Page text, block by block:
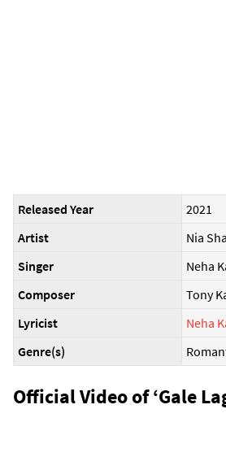
Released Year
2021
Artist
Nia
Singer
Neha
Composer
Tony
Lyricist
Neha
Genre(s)
Official Video of ‘Gale